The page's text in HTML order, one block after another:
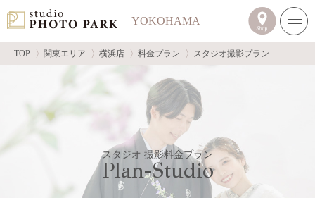
YOKOHAMA
TOP 関東エリア 横浜店 料金プラン スタジオ撮影プラン
スタジオ 撮影料金プラン
Plan-Studio